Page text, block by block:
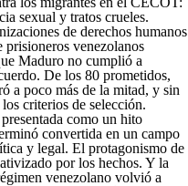
sexual y tratos crueles.
de derechos humanos
prisioneros venezolanos
Maduro no cumplió a
De los 80 prometidos,
a poco más de la mitad, y sin
criterios de selección.
como un hito
convertida en un campo
y legal. El protagonismo de
por los hechos. Y la
venezolano volvió a